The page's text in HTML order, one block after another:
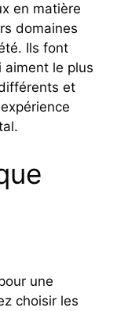
en matière
domaines
Ils font
aiment le plus
et
une
choisir les